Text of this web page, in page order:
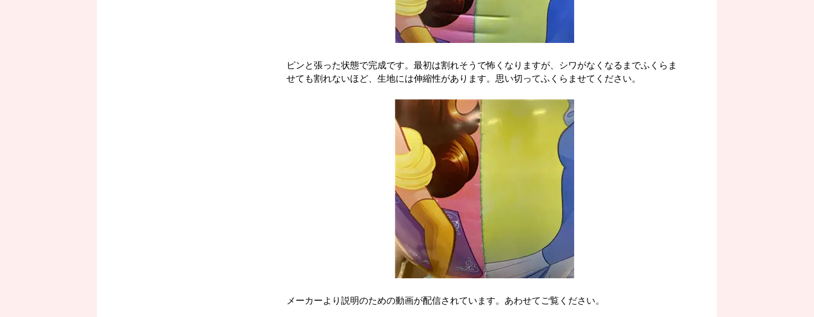
ピンと張った状態で完成です。最初は割れそうで怖くなりますが、シワがなくなるまでふくらま
せても割れないほど、生地には伸縮性があります。思い切ってふくらませてください。
メーカーより説明のための動画が配信されています。あわせてご覧ください。